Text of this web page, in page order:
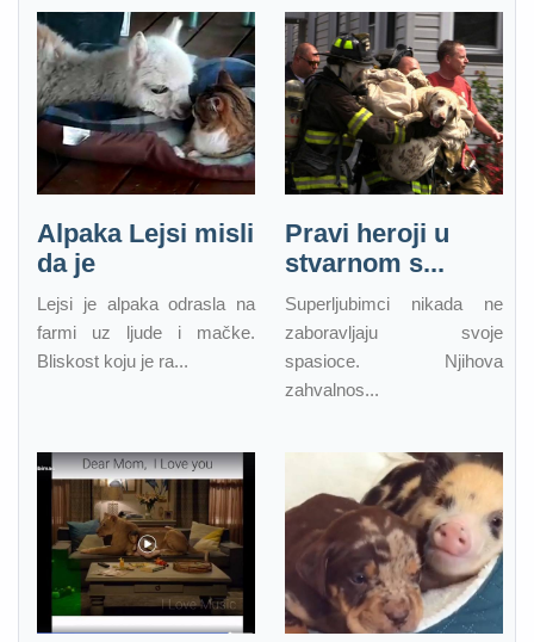
Alpaka Lejsi misli
da je
Lejsi je alpaka odrasla na
farmi uz ljude i mačke.
Bliskost koju je ra...
Pravi heroji u
stvarnom s...
Superljubimci nikada ne
zaboravljaju svoje
spasioce. Njihova
zahvalnos...